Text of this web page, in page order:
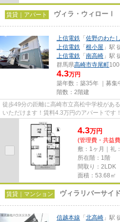
賃貸｜アパート ヴィラ・ウィローⅠ
上信電鉄 「 佐野のわたし
上信電鉄 「 根小屋 」駅
上信電鉄 「 南高崎 」駅
群馬県高崎市寺尾町
4.3万円
築年数：築35年 ｜募集
階数：2階建
徒歩49分の距離に高崎市立高松中学校があ
いただけます！賃料4.3万円のアパートです
ィローⅠ」！ぜひ一度ご覧く...
4.3万円
(管理費・共益
敷：1ヶ月｜礼
所在階：1階
間取り：2LDK
面積：53.68㎡
賃貸｜マンション ヴィラリバーサイド
信越本線 「 北高崎 」駅